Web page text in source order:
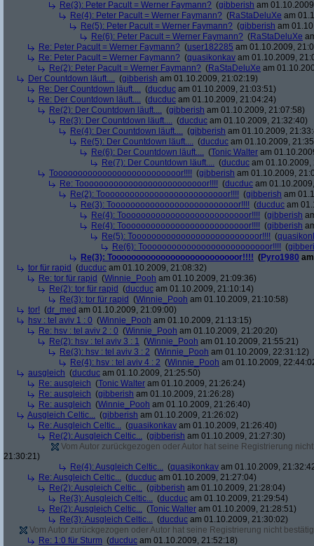
Re(3): Peter Pacult = Werner Faymann? (gibberish am
Re(4): Peter Pacult = Werner Faymann? (RaStaDeluXe am
Re(5): Peter Pacult = Werner Faymann? (gibberish am
Re(6): Peter Pacult = Werner Faymann? (RaStaDeluXe
Re: Peter Pacult = Werner Faymann? (user182285 am 01.10.2009,
Re: Peter Pacult = Werner Faymann? (quasikonkav am 01.10.2009,
Re(2): Peter Pacult = Werner Faymann? (RaStaDeluXe am
Der Countdown läuft.... (gibberish am 01.10.2009, 21:02:19)
Re: Der Countdown läuft.... (ducduc am 01.10.2009, 21:03:51)
Re: Der Countdown läuft.... (ducduc am 01.10.2009, 21:04:24)
Re(2): Der Countdown läuft.... (gibberish am 01.10.2009, 21:07:58)
Re(3): Der Countdown läuft.... (ducduc am 01.10.2009, 21:32:40)
Re(4): Der Countdown läuft.... (gibberish am 01.10.2009,
Re(5): Der Countdown läuft.... (ducduc am 01.10.2009,
Re(6): Der Countdown läuft.... (Tonic Walter am
Re(7): Der Countdown läuft.... (ducduc am 01.10.2009,
Toooooooooooooooooooooooooor!!!! (gibberish am 01.10.2009,
Re: Toooooooooooooooooooooooooor!!!! (ducduc am
Re(2): Toooooooooooooooooooooooooor!!!! (gibberish am
Re(3): Toooooooooooooooooooooooooor!!!! (ducduc am
Re(4): Toooooooooooooooooooooooooor!!!! (gibberish
Re(4): Toooooooooooooooooooooooooor!!!! (gibberish
Re(5): Toooooooooooooooooooooooooor!!!! (
Re(6): Toooooooooooooooooooooooooor!!!! (
Re(3): Toooooooooooooooooooooooooor!!!! (Pyro1980
tor für rapid (ducduc am 01.10.2009, 21:08:32)
Re: tor für rapid (Winnie_Pooh am 01.10.2009, 21:09:36)
Re(2): tor für rapid (ducduc am 01.10.2009, 21:10:14)
Re(3): tor für rapid (Winnie_Pooh am 01.10.2009, 21:10:58)
tor! (dr_med am 01.10.2009, 21:09:00)
hsv : tel aviv 1 : 0 (Winnie_Pooh am 01.10.2009, 21:13:15)
Re: hsv : tel aviv 2 : 0 (Winnie_Pooh am 01.10.2009, 21:20:20)
Re(2): hsv : tel aviv 3 : 1 (Winnie_Pooh am 01.10.2009, 21:55:21)
Re(3): hsv : tel aviv 3 : 2 (Winnie_Pooh am 01.10.2009, 22:31:12)
Re(4): hsv : tel aviv 4 : 2 (Winnie_Pooh am 01.10.2009,
ausgleich (ducduc am 01.10.2009, 21:25:50)
Re: ausgleich (Tonic Walter am 01.10.2009, 21:26:24)
Re: ausgleich (gibberish am 01.10.2009, 21:26:28)
Re: ausgleich (Winnie_Pooh am 01.10.2009, 21:26:40)
Ausgleich Celtic... (gibberish am 01.10.2009, 21:26:02)
Re: Ausgleich Celtic... (quasikonkav am 01.10.2009, 21:26:40)
Re(2): Ausgleich Celtic... (gibberish am 01.10.2009, 21:27:30)
Vom Autor zurückgezogen oder Autor hat seine Registrierung
21:30:21)
Re(4): Ausgleich Celtic... (quasikonkav am 01.10.2009,
Re: Ausgleich Celtic... (ducduc am 01.10.2009, 21:27:04)
Re(2): Ausgleich Celtic... (gibberish am 01.10.2009, 21:28:04)
Re(3): Ausgleich Celtic... (ducduc am 01.10.2009, 21:29:54)
Re(2): Ausgleich Celtic... (Tonic Walter am 01.10.2009, 21:28:51)
Re(3): Ausgleich Celtic... (ducduc am 01.10.2009, 21:30:02)
Vom Autor zurückgezogen oder Autor hat seine Registrierung nicht
Re: 1:0 für Sturm (ducduc am 01.10.2009, 21:52:18)